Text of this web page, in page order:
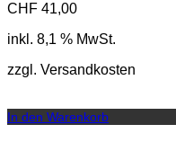
CHF 41,00
inkl. 8,1 % MwSt.
zzgl. Versandkosten
In den Warenkorb